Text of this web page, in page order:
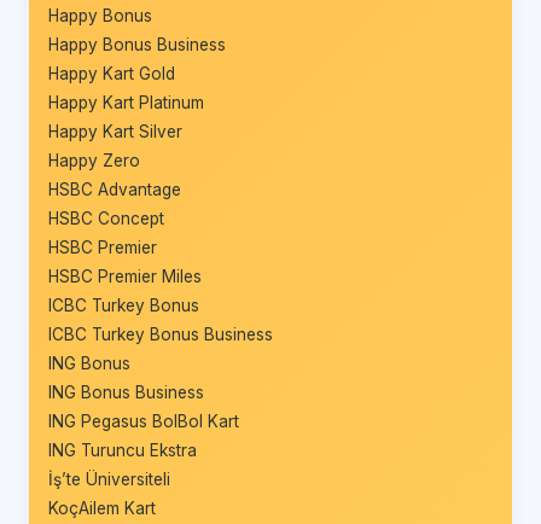
Happy Bonus
Happy Bonus Business
Happy Kart Gold
Happy Kart Platinum
Happy Kart Silver
Happy Zero
HSBC Advantage
HSBC Concept
HSBC Premier
HSBC Premier Miles
ICBC Turkey Bonus
ICBC Turkey Bonus Business
ING Bonus
ING Bonus Business
ING Pegasus BolBol Kart
ING Turuncu Ekstra
İş’te Üniversiteli
KoçAilem Kart